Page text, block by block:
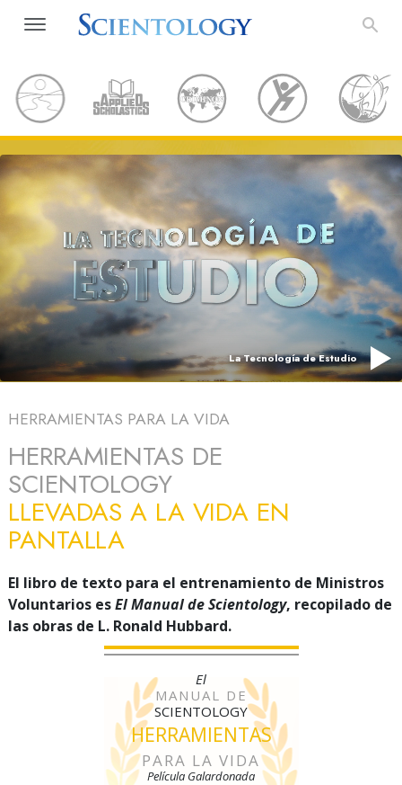
La Tecnología de Estudio
HERRAMIENTAS PARA LA VIDA
HERRAMIENTAS DE
SCIENTOLOGY
LLEVADAS A LA VIDA EN
PANTALLA
El libro de texto para el entrenamiento de Ministros
Voluntarios esEl Manual de Scientology, recopilado de
las obras de L. Ronald Hubbard.
El
MANUAL DE
SCIENTOLOGY
HERRAMIENTAS
PARA LA VIDA
Película Galardonada